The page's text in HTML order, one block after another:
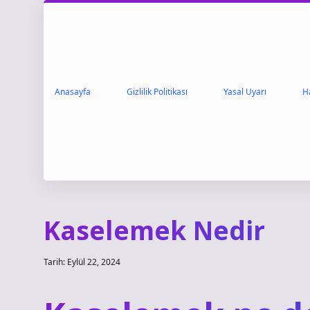
Anasayfa Gizlilik Politikası Yasal Uyarı
Kaselemek Nedir
Tarih: Eylül 22, 2024